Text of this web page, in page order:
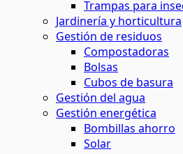
Trampas para
Jardinería y horticultura
Gestión de residuos
Compostadoras
Bolsas
Cubos de basura
Gestión del agua
Gestión energética
Bombillas ahorro
Solar